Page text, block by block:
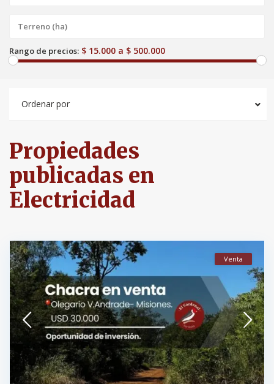
Rango de precios: $ 15.000 a $ 500.000
Ordenar por
Propiedades
publicadas en
Electricidad
Venta